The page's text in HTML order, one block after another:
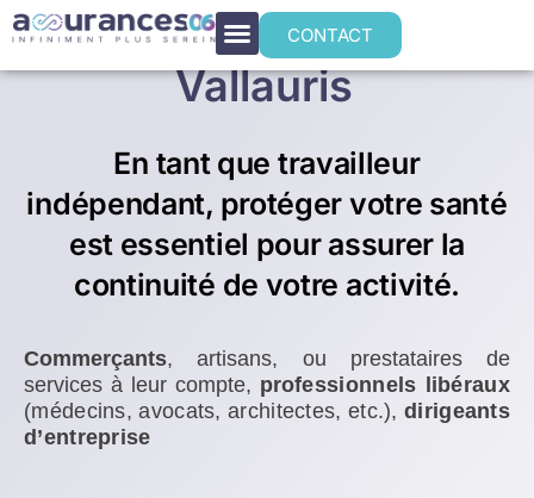
CONTACT
Mutuelle santé TNS
Vallauris
En tant que travailleur
indépendant, protéger votre santé
est essentiel pour assurer la
continuité de votre activité.
Commerçants, artisans, ou prestataires de
services à leur compte, professionnels libéraux
(médecins, avocats, architectes, etc.), dirigeants
d’entreprise